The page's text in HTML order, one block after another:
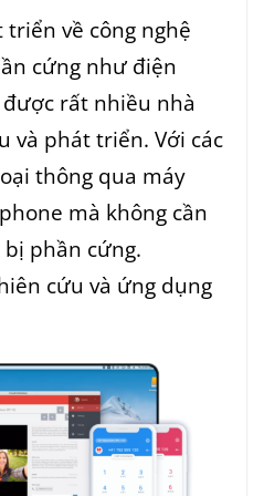
triển về công nghệ
cứng như điện
được rất nhiều nhà
và phát triển. Với các
thông qua máy
mà không cần
phần cứng.
cứu và ứng dụng